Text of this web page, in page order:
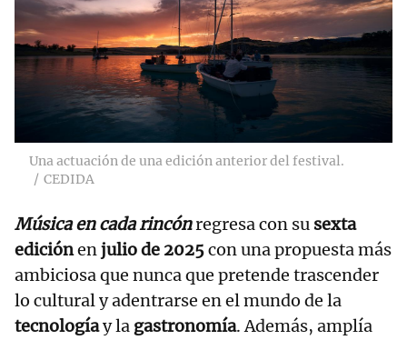
Una actuación de una edición anterior del festival.
CEDIDA
Música en cada rincónregresa con su sexta
ediciónenjulio de 2025con una propuesta más
ambiciosa que nunca que pretende trascender
lo cultural y adentrarse en el mundo de la
tecnologíay la gastronomía. Además, amplía